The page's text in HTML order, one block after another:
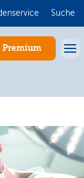
Suche
Premium